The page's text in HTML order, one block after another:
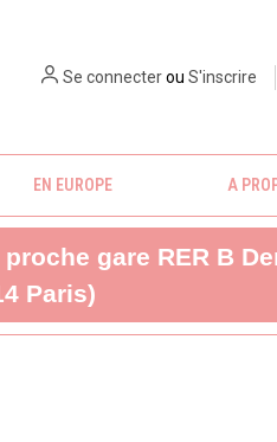
Se connecterou S'inscrire
EN EUROPE A
gare RER B
Paris)